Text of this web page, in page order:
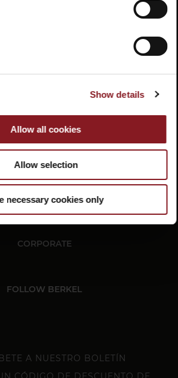
Show details
Allow all cookies
Allow selection
necessary cookies only
CUSTOMER SERVICE
CORPORATE
FOLLOW BERKEL
A NUESTRO BOLETÍN
TAMBIÉN EN LAS NUESTRAS
FacebookInstagram